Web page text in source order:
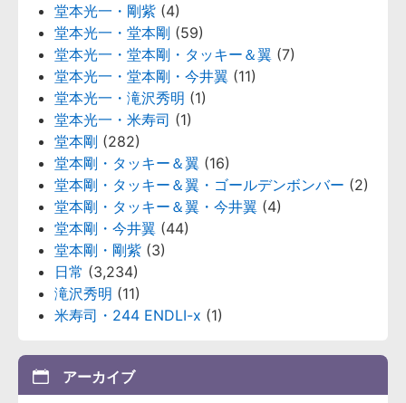
堂本光一・剛紫 (4)
堂本光一・堂本剛 (59)
堂本光一・堂本剛・タッキー＆翼 (7)
堂本光一・堂本剛・今井翼 (11)
堂本光一・滝沢秀明 (1)
堂本光一・米寿司 (1)
堂本剛 (282)
堂本剛・タッキー＆翼 (16)
堂本剛・タッキー＆翼・ゴールデンボンバー (2)
堂本剛・タッキー＆翼・今井翼 (4)
堂本剛・今井翼 (44)
堂本剛・剛紫 (3)
日常 (3,234)
滝沢秀明 (11)
米寿司・244 ENDLI-x (1)
アーカイブ